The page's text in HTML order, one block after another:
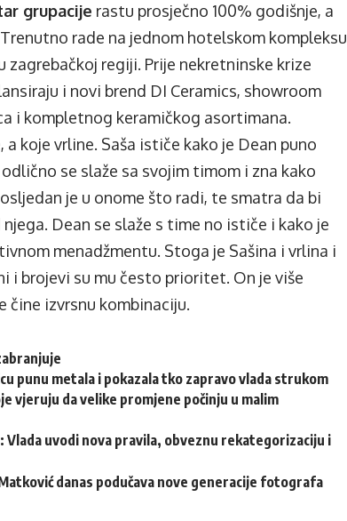
grupacije rastu prosječno 100% godišnje, a
rade na jednom hotelskom kompleksu
regiji. Prije nekretninske krize
i novi brend DI Ceramics, showroom
i kompletnog keramičkog asortimana.
koje vrline. Saša ističe kako je Dean puno
se slaže sa svojim timom i zna kako
je u onome što radi, te smatra da bi
Dean se slaže s time no ističe i kako je
menadžmentu. Stoga je Sašina i vrlina i
i brojevi su mu često prioritet. On je više
izvrsnu kombinaciju.
punu metala i pokazala tko zapravo vlada strukom
vjeruju da velike promjene počinju u malim
uvodi nova pravila, obveznu rekategorizaciju i
danas podučava nove generacije fotografa